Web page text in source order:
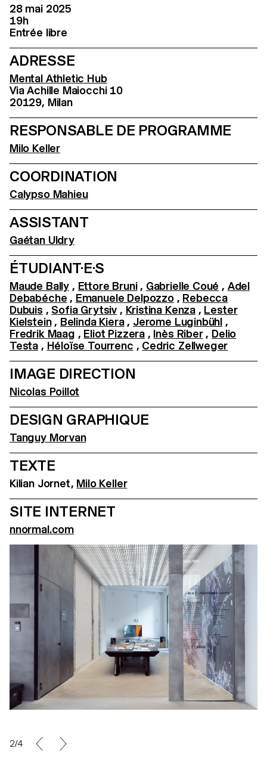
28 mai 2025
19h
Entrée libre
ADRESSE
Mental Athletic Hub
Via Achille Maiocchi 10
20129, Milan
RESPONSABLE DE PROGRAMME
Milo Keller
COORDINATION
Calypso Mahieu
ASSISTANT
Gaétan Uldry
ÉTUDIANT·E·S
Maude Bally , Ettore Bruni, Gabrielle Coué , Adel
Debabéche , Emanuele Delpozzo, Rebecca
Dubuis , Sofia Grytsiv , Kristina Kenza , Lester
Kielstein, Belinda Kiera, Jerome Luginbühl ,
Fredrik Maag , Eliot Pizzera, Inès Riber, Delio
Testa , Héloïse Tourrenc , Cedric Zellweger
IMAGE DIRECTION
Nicolas Poillot
DESIGN GRAPHIQUE
Tanguy Morvan
TEXTE
Kilian Jornet, Milo Keller
SITE INTERNET
nnormal.com
2/4